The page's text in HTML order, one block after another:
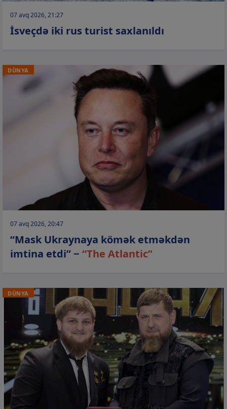
07 avq 2026, 21:27
İsveçdə iki rus turist saxlanıldı
DÜNYA
07 avq 2026, 20:47
“Mask Ukraynaya kömək etməkdən
imtina etdi” − “The Atlantic”
DÜNYA